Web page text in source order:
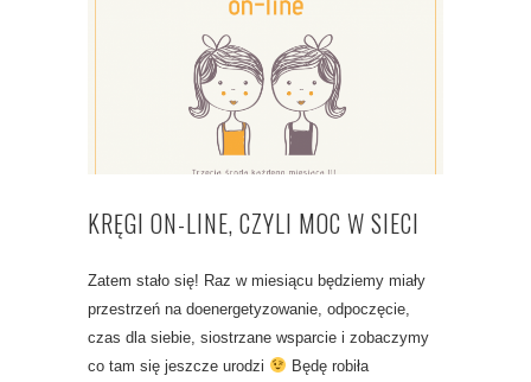
KRĘGI ON-LINE, CZYLI MOC W SIECI
Zatem stało się! Raz w miesiącu będziemy miały
przestrzeń na doenergetyzowanie, odpoczęcie,
czas dla siebie, siostrzane wsparcie i zobaczymy
co tam się jeszcze urodzi
Będę robiła